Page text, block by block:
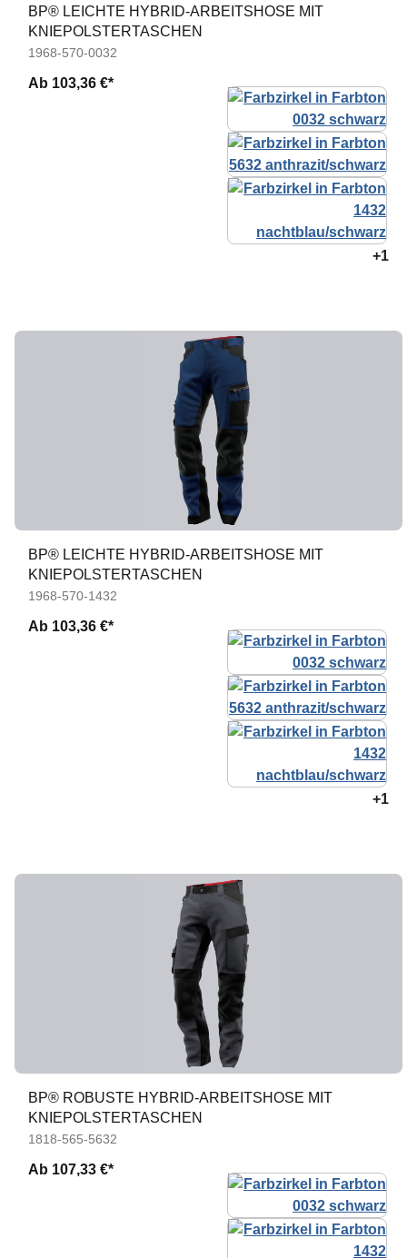
BP® LEICHTE HYBRID-ARBEITSHOSE MIT
KNIEPOLSTERTASCHEN
1968-570-0032
Ab 103,36 €*
+1
BP® LEICHTE HYBRID-ARBEITSHOSE MIT
KNIEPOLSTERTASCHEN
1968-570-1432
Ab 103,36 €*
+1
BP® ROBUSTE HYBRID-ARBEITSHOSE MIT
KNIEPOLSTERTASCHEN
1818-565-5632
Ab 107,33 €*